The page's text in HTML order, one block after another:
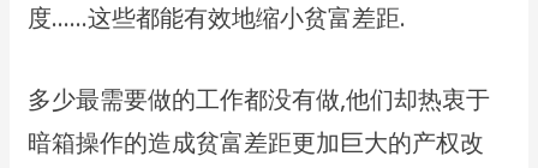
度……这些都能有效地缩小贫富差距.
多少最需要做的工作都没有做,他们却热衷于
暗箱操作的造成贫富差距更加巨大的产权改